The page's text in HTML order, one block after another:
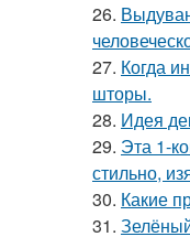
26.
27. Когда
шторы.
28. Идея
29. Эта 1-
стильно,
30. Какие
31.